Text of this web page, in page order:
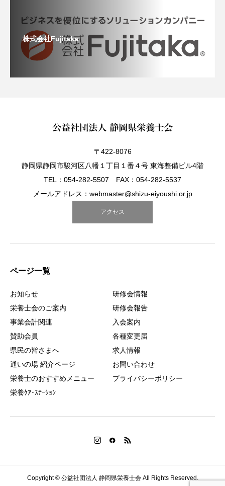
株式会社Fujitaka
〒422-8076
静岡県静岡市駿河区八幡１丁目１番４号 東海整備ビル4階
TEL：054-282-5507 FAX：054-282-5537
メールアドレス：webmaster@shizu-eiyoushi.or.jp
アクセス
ページ一覧
お知らせ
栄養士会のご案内
事業会計関連
賛助会員
県民の皆さまへ
通いの場 紹介ページ
栄養士のおすすめメニュー
栄養ｹｱ･ｽﾃｰｼｮﾝ
研修会情報
研修会報告
入会案内
各種変更届
求人情報
お問い合わせ
プライバシーポリシー
Copyright © 公益社団法人 静岡県栄養士会 All Rights Reserved.